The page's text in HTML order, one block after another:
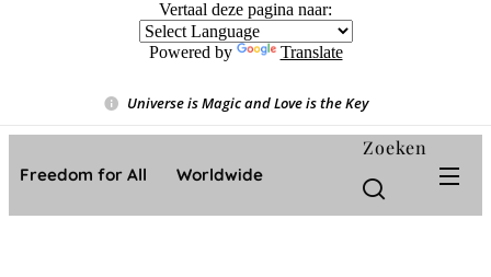
Vertaal deze pagina naar:
Powered by Translate
Universe is Magic and Love is the Key❤️
Freedom for All ❤️ Worldwide
Zoeken